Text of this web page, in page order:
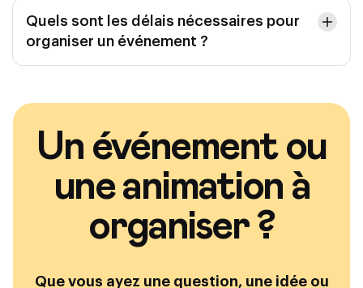
Quels sont les délais nécessaires pour
organiser un événement ?
Un événement ou
une animation à
organiser ?
Que vous ayez une question, une idée ou